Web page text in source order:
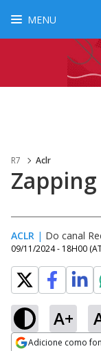
MENU
R7 Aclr
ACLR | Do canal
09/11/2024 - 18H00
A+
Adicione como